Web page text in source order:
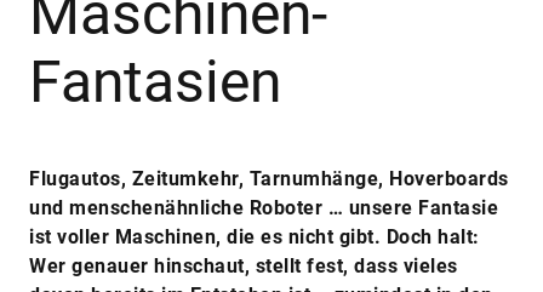
Maschinen-
Fantasien
Flugautos, Zeitumkehr, Tarnumhänge, Hoverboards
und menschenähnliche Roboter … unsere Fantasie
ist voller Maschinen, die es nicht gibt. Doch halt:
Wer genauer hinschaut, stellt fest, dass vieles